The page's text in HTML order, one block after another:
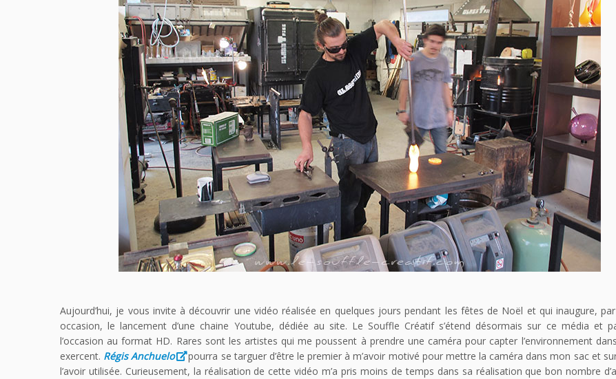
Aujourd’hui, je vous invite à découvrir une vidéo réalisée en quelques jours pendant les fêtes de Noël et qui inaugure,
occasion, le lancement d’une chaine Youtube, dédiée au site. Le Souffle Créatif s’étend désormais sur ce média et
l’occasion au format HD. Rares sont les artistes qui me poussent à prendre une caméra pour capter l’environnement
exercent. Régis Anchuelo
pourra se targuer d’être le premier à m’avoir motivé pour mettre la caméra dans mon sac et
l’avoir utilisée. Curieusement, la réalisation de cette vidéo m’a pris moins de temps dans sa réalisation que bon nombre